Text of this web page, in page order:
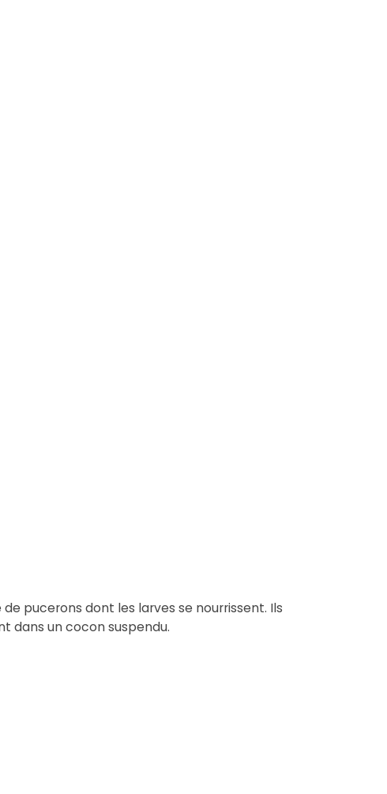
pucerons dont les larves se nourrissent. Ils
dans un cocon suspendu.